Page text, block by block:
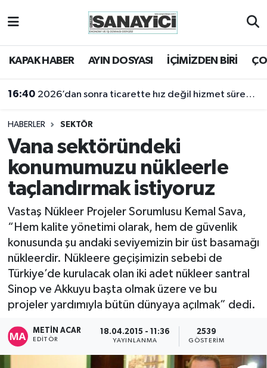
KAPAK HABER AYIN DOSYASI İÇİMİZDEN BİRİ
16:40 2026’dan sonra ticarette hız değil hizmet sürekliliği öne çıkacak
HABERLER SEKTÖR
Vana sektöründeki
konumumuzu nükleerle
taçlandırmak istiyoruz
Vastaş Nükleer Projeler Sorumlusu Kemal Sava,
“Hem kalite yönetimi olarak, hem de güvenlik
konusunda şu andaki seviyemizin bir üst basamağı
nükleerdir. Nükleere geçişimizin sebebi de
Türkiye’de kurulacak olan iki adet nükleer santral
Sinop ve Akkuyu başta olmak üzere ve bu
projeler yardımıyla bütün dünyaya açılmak” dedi.
METIN ACAR
EDITÖR
18.04.2015 - 11:36
YAYINLANMA
2539
GÖSTERIM
Tekirdağ Nöbetçi Eczaneler
Tekirdağ Trafik Yoğunluk Haritası
Süper Lig Puan Durumu ve Fikstür
Tüm Manşetler
Son Dakika Haberleri
Haber Arşivi